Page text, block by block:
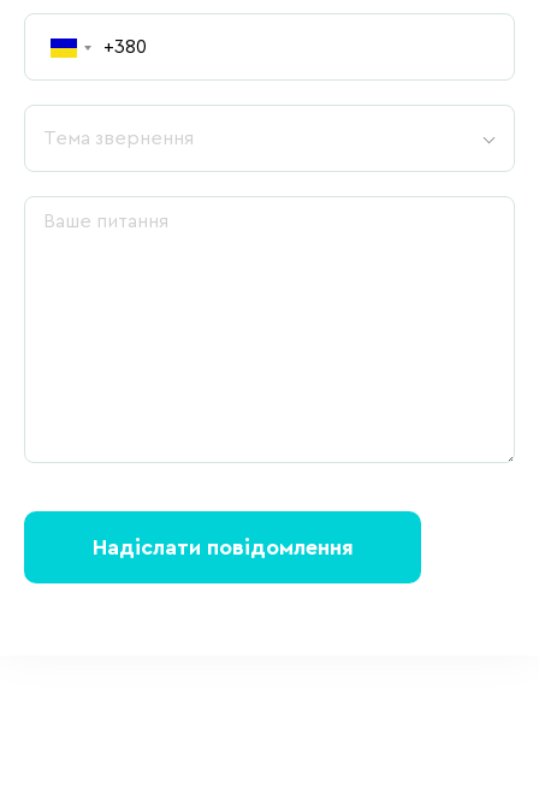
Тема звернення
Надіслати повідомлення